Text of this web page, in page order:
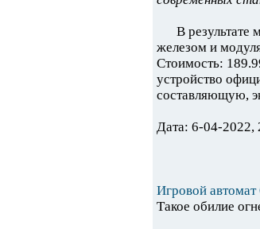
В
железом и
Стоимость:
устройство
составляющую,
Дата: 6-04-2022,
Игровой
Такое обилие